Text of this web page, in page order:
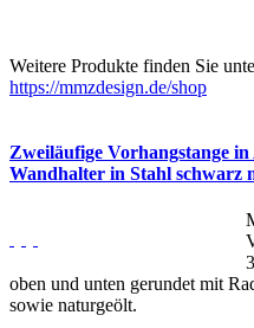
Weitere Produkte finden Sie
https://mmzdesign.de/shop
Zweiläufige Vorhangstange
Wandhalter in Stahl schwarz
oben und unten gerundet mit
sowie naturgeölt.